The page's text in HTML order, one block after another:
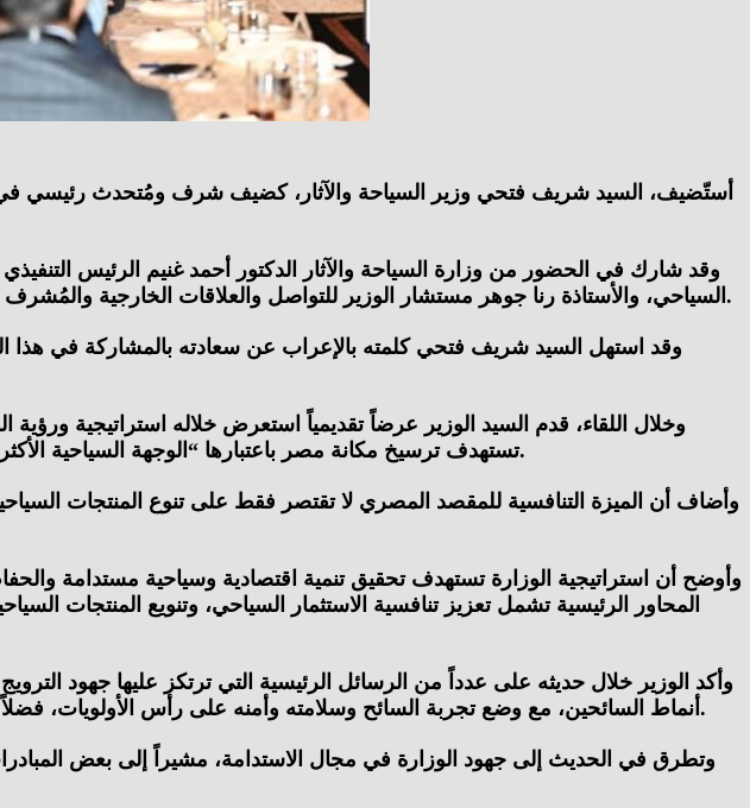
أستّضيف، السيد شريف فتحي وزير السياحة والآثار، كضيف شرف ومُتحدث رئيسي في
وقد شارك في الحضور من وزارة السياحة والآثار الدكتور أحمد غنيم الرئيس
السياحي، والأستاذة رنا جوهر مستشار الوزير للتواصل والعلاقات الخارجية والمُشرف على الإدارة العامة للعلاقات الدولية والاتفاقيات، والدكتور أحمد نبيل معاون الوزير للطيران والمتابعة.
وقد استهل السيد شريف فتحي كلمته بالإعراب عن سعادته بالمشاركة في هذا
وخلال اللقاء، قدم السيد الوزير عرضاً تقديمياً استعرض خلاله استراتيجية
تستهدف ترسيخ مكانة مصر باعتبارها “الوجهة السياحية الأكثر تنوعًا في العالم”، في ضوء ما تتمتع به من مقومات سياحية وأثرية وثقافية وطبيعية فريدة لا تُضاهى.
وأضاف أن الميزة التنافسية للمقصد المصري لا تقتصر فقط على تنوع المنتجات
وأوضح أن استراتيجية الوزارة تستهدف تحقيق تنمية اقتصادية وسياحية مستدامة
المحاور الرئيسية تشمل تعزيز تنافسية الاستثمار السياحي، وتنويع المنتجات
وأكد الوزير خلال حديثه على عدداً من الرسائل الرئيسية التي ترتكز عليها جهود
أنماط السائحين، مع وضع تجربة السائح وسلامته وأمنه على رأس الأولويات، فضلاً عن تمتعها بمستويات عالية من الأصالة في التجربة السياحية بها، وبعدها عن مناطق الأحداث الراهنة.
وتطرق في الحديث إلى جهود الوزارة في مجال الاستدامة، مشيراً إلى بعض المبادرات